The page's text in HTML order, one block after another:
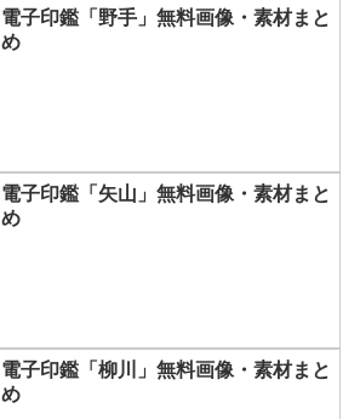
電子印鑑「野手」無料画像・素材まと
め
電子印鑑「矢山」無料画像・素材まと
め
電子印鑑「柳川」無料画像・素材まと
め